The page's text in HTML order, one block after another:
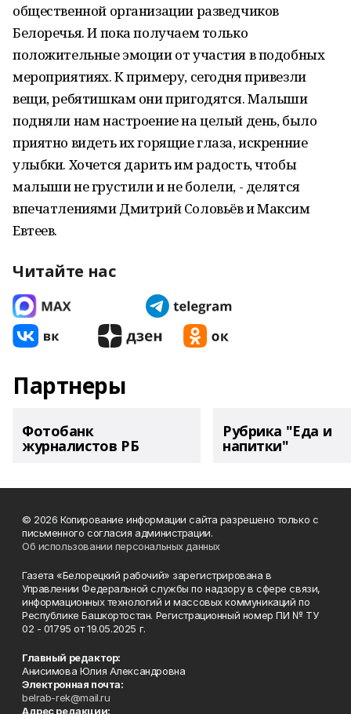
общественной организации разведчиков
Белоречья. И пока получаем только
положительные эмоции от участия в подобных
мероприятиях. К примеру, сегодня привезли
вещи, ребятишкам они пригодятся. Малыши
подняли нам настроение на целый день, было
приятно видеть их горящие глаза, искренние
улыбки. Хочется дарить им радость, чтобы
малыши не грустили и не болели, - делятся
впечатлениями Дмитрий Соловьёв и Максим
Евтеев.
Читайте нас
Партнеры
Фотобанк
журналистов РБ
Рубрика "Еда и
напитки"
© 2026 Копирование информации сайта разрешено только с
письменного согласия администрации.
Об использовании персональных данных
Газета «Белорецкий рабочий» зарегистрирована в
Управлении Федеральной службы по надзору в сфере связи,
информационных технологий и массовых коммуникаций по
Республике Башкортостан. Регистрационный номер ПИ № ТУ
02 - 01795 от 19.05.2025 г.
Главный редактор:
Анисимова Юлия Александровна
Электронная почта:
belrab-rek@mail.ru
Адрес редакции: